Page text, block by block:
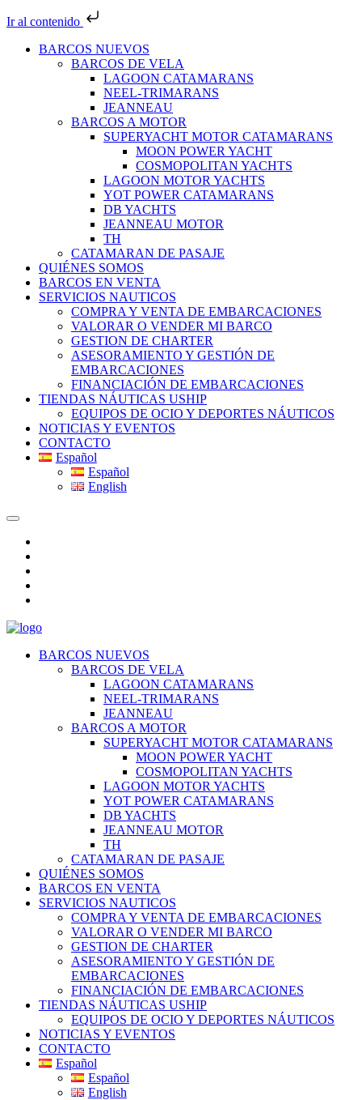
Ir al contenido
BARCOS NUEVOS
BARCOS DE VELA
LAGOON CATAMARANS
NEEL-TRIMARANS
JEANNEAU
BARCOS A MOTOR
SUPERYACHT MOTOR CATAMARANS
MOON POWER YACHT
COSMOPOLITAN YACHTS
LAGOON MOTOR YACHTS
YOT POWER CATAMARANS
DB YACHTS
JEANNEAU MOTOR
TH
CATAMARAN DE PASAJE
QUIÉNES SOMOS
BARCOS EN VENTA
SERVICIOS NAUTICOS
COMPRA Y VENTA DE EMBARCACIONES
VALORAR O VENDER MI BARCO
GESTION DE CHARTER
ASESORAMIENTO Y GESTIÓN DE
EMBARCACIONES
FINANCIACIÓN DE EMBARCACIONES
TIENDAS NÁUTICAS USHIP
EQUIPOS DE OCIO Y DEPORTES NÁUTICOS
NOTICIAS Y EVENTOS
CONTACTO
Español
Español
English
BARCOS NUEVOS
BARCOS DE VELA
LAGOON CATAMARANS
NEEL-TRIMARANS
JEANNEAU
BARCOS A MOTOR
SUPERYACHT MOTOR CATAMARANS
MOON POWER YACHT
COSMOPOLITAN YACHTS
LAGOON MOTOR YACHTS
YOT POWER CATAMARANS
DB YACHTS
JEANNEAU MOTOR
TH
CATAMARAN DE PASAJE
QUIÉNES SOMOS
BARCOS EN VENTA
SERVICIOS NAUTICOS
COMPRA Y VENTA DE EMBARCACIONES
VALORAR O VENDER MI BARCO
GESTION DE CHARTER
ASESORAMIENTO Y GESTIÓN DE
EMBARCACIONES
FINANCIACIÓN DE EMBARCACIONES
TIENDAS NÁUTICAS USHIP
EQUIPOS DE OCIO Y DEPORTES NÁUTICOS
NOTICIAS Y EVENTOS
CONTACTO
Español
Español
English